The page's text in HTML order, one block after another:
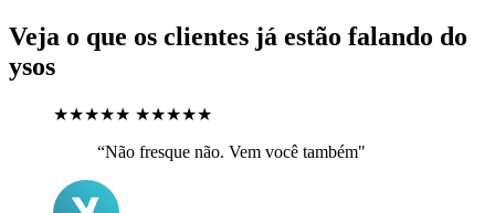
Veja o que os clientes já estão falando do
ysos
★★★★★ ★★★★★
“Não fresque não. Vem você também"